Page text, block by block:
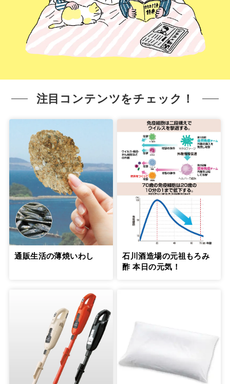
注目コンテンツをチェック！
通販生活の薄焼いわし
石川酒造場の元祖もろみ
酢 本日の元気！